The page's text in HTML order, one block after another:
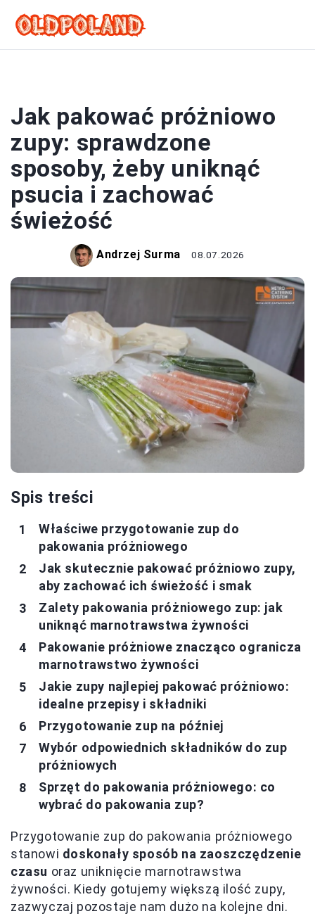
Jak pakować próżniowo
zupy: sprawdzone
sposoby, żeby uniknąć
psucia i zachować
świeżość
Andrzej Surma 08.07.2026
Spis treści
Właściwe przygotowanie zup do
pakowania próżniowego
Jak skutecznie pakować próżniowo zupy,
aby zachować ich świeżość i smak
Zalety pakowania próżniowego zup: jak
uniknąć marnotrawstwa żywności
Pakowanie próżniowe znacząco ogranicza
marnotrawstwo żywności
Jakie zupy najlepiej pakować próżniowo:
idealne przepisy i składniki
Przygotowanie zup na później
Wybór odpowiednich składników do zup
próżniowych
Sprzęt do pakowania próżniowego: co
wybrać do pakowania zup?
Przygotowanie zup do pakowania próżniowego
stanowi doskonały sposób na zaoszczędzenie
czasu oraz uniknięcie marnotrawstwa
żywności. Kiedy gotujemy większą ilość zupy,
zazwyczaj pozostaje nam dużo na kolejne dni.